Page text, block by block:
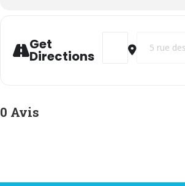
Get
Directions
Address - Bourse
0 Avis